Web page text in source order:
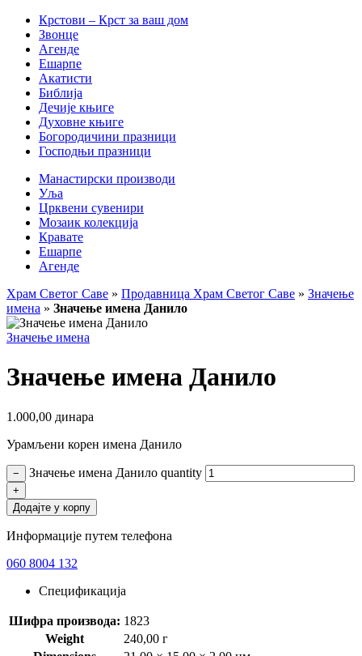
Крстови – Крст за ваш дом
Звонце
Агенде
Ешарпе
Акатисти
Библија
Дечије књиге
Духовне књиге
Богородичини празници
Господњи празници
Манастирски производи
Уља
Црквени сувенири
Мозаик колекција
Кравате
Ешарпе
Агенде
Храм Светог Саве » Продавница Храм Светог Саве » Значење
имена » Значење имена Данило
Значење имена
Значење имена Данило
1.000,00 динара
Урамљени корен имена Данило
− Значење имена Данило quantity
+
Додајте у корпу
Информације путем телефона
060 8004 132
Спецификација
Шифра производа: 1823
Weight
240,00 г